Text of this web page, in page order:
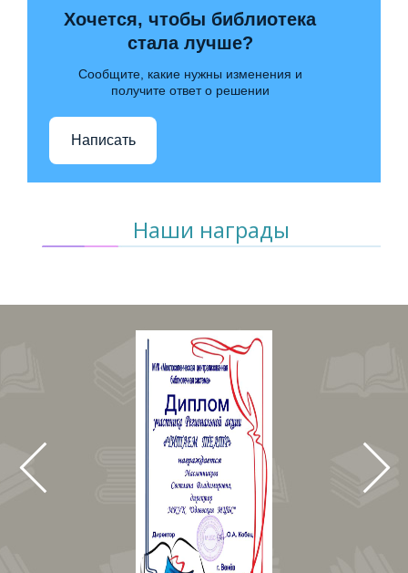
Хочется, чтобы библиотека
стала лучше?
Сообщите, какие нужны изменения и
получите ответ о решении
Написать
Наши награды